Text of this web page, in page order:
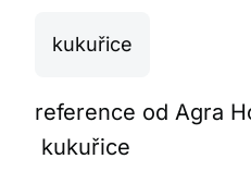
kukuřice
reference od Agra
kukuřice